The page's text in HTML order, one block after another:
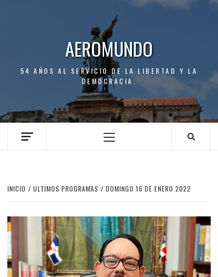
AEROMUNDO
54 AÑOS AL SERVICIO DE LA LIBERTAD Y LA
DEMOCRACIA.
Menú
INICIO ULTIMOS PROGRAMAS DOMINGO 16 DE ENERO 2022